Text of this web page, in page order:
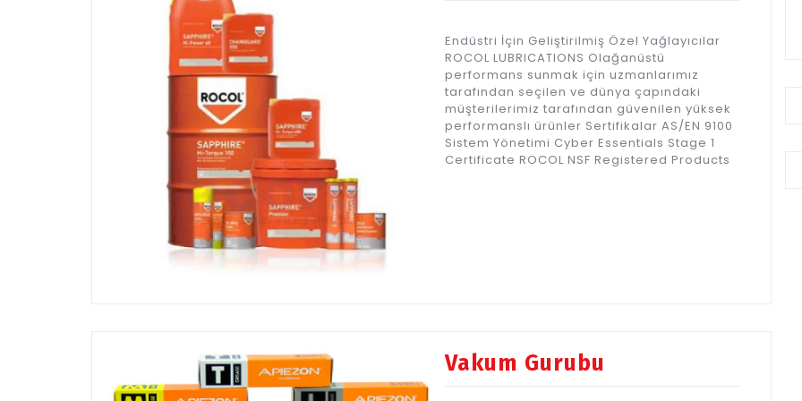
Endüstri İçin Geliştirilmiş Özel Yağlayıcılar
ROCOL LUBRICATIONS Olağanüstü
performans sunmak için uzmanlarımız
tarafından seçilen ve dünya çapındaki
müşterilerimiz tarafından güvenilen yüksek
performanslı ürünler Sertifikalar AS/EN 9100
Sistem Yönetimi Cyber Essentials Stage 1
Certificate ROCOL NSF Registered Products
Vakum Gurubu